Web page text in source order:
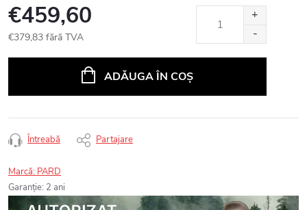
€459,60
€379,83 fără TVA
ADĂUGA ÎN COŞ
Întreabă Partajare
Marcă: PARD
Garanţie: 2 ani